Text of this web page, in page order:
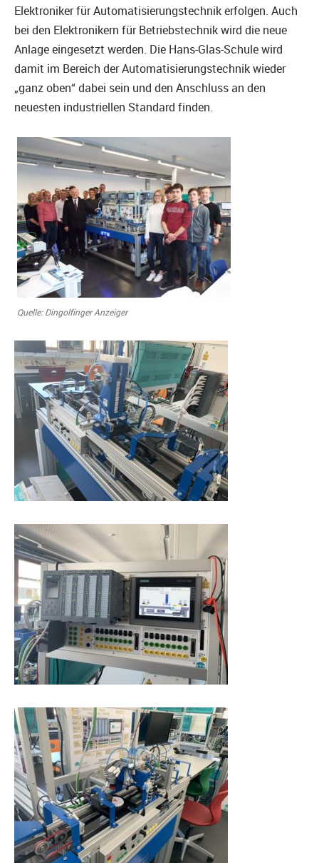
Elektroniker für Automatisierungstechnik erfolgen. Auch
bei den Elektronikern für Betriebstechnik wird die neue
Anlage eingesetzt werden. Die Hans-Glas-Schule wird
damit im Bereich der Automatisierungstechnik wieder
„ganz oben“ dabei sein und den Anschluss an den
neuesten industriellen Standard finden.
Quelle: Dingolfinger Anzeiger